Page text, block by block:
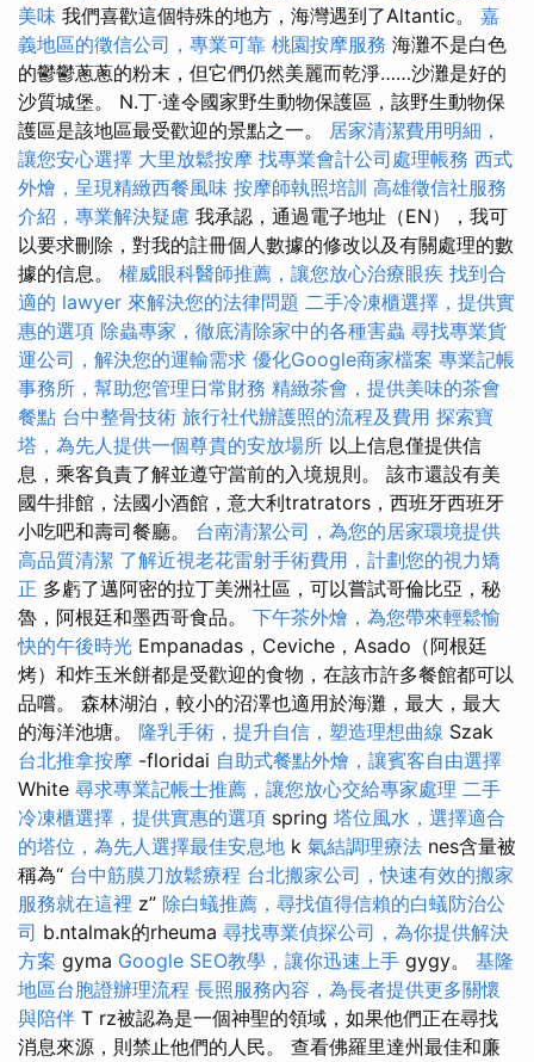
美味 我們喜歡這個特殊的地方，海灣遇到了Altantic。 嘉
義地區的徵信公司，專業可靠 桃園按摩服務 海灘不是白色
的鬱鬱蔥蔥的粉末，但它們仍然美麗而乾淨……沙灘是好的
沙質城堡。 N.丁·達令國家野生動物保護區，該野生動物保
護區是該地區最受歡迎的景點之一。 居家清潔費用明細，
讓您安心選擇 大里放鬆按摩 找專業會計公司處理帳務 西式
外燴，呈現精緻西餐風味 按摩師執照培訓 高雄徵信社服務
介紹，專業解決疑慮 我承認，通過電子地址（EN），我可
以要求刪除，對我的註冊個人數據的修改以及有關處理的數
據的信息。 權威眼科醫師推薦，讓您放心治療眼疾 找到合
適的 lawyer 來解決您的法律問題 二手冷凍櫃選擇，提供實
惠的選項 除蟲專家，徹底清除家中的各種害蟲 尋找專業貨
運公司，解決您的運輸需求 優化Google商家檔案 專業記帳
事務所，幫助您管理日常財務 精緻茶會，提供美味的茶會
餐點 台中整骨技術 旅行社代辦護照的流程及費用 探索寶
塔，為先人提供一個尊貴的安放場所 以上信息僅提供信
息，乘客負責了解並遵守當前的入境規則。 該市還設有美
國牛排館，法國小酒館，意大利tratrators，西班牙西班牙
小吃吧和壽司餐廳。 台南清潔公司，為您的居家環境提供
高品質清潔 了解近視老花雷射手術費用，計劃您的視力矯
正 多虧了邁阿密的拉丁美洲社區，可以嘗試哥倫比亞，秘
魯，阿根廷和墨西哥食品。 下午茶外燴，為您帶來輕鬆愉
快的午後時光 Empanadas，Ceviche，Asado（阿根廷
烤）和炸玉米餅都是受歡迎的食物，在該市許多餐館都可以
品嚐。 森林湖泊，較小的沼澤也適用於海灘，最大，最大
的海洋池塘。 隆乳手術，提升自信，塑造理想曲線 Szak
台北推拿按摩 -floridai 自助式餐點外燴，讓賓客自由選擇
White 尋求專業記帳士推薦，讓您放心交給專家處理 二手
冷凍櫃選擇，提供實惠的選項 spring 塔位風水，選擇適合
的塔位，為先人選擇最佳安息地 k 氣結調理療法 nes含量被
稱為“ 台中筋膜刀放鬆療程 台北搬家公司，快速有效的搬家
服務就在這裡 z” 除白蟻推薦，尋找值得信賴的白蟻防治公
司 b.ntalmak的rheuma 尋找專業偵探公司，為你提供解決
方案 gyma Google SEO教學，讓你迅速上手 gygy。 基隆
地區台胞證辦理流程 長照服務內容，為長者提供更多關懷
與陪伴 T rz被認為是一個神聖的領域，如果他們正在尋找
消息來源，則禁止他們的人民。 查看佛羅里達州最佳和廉